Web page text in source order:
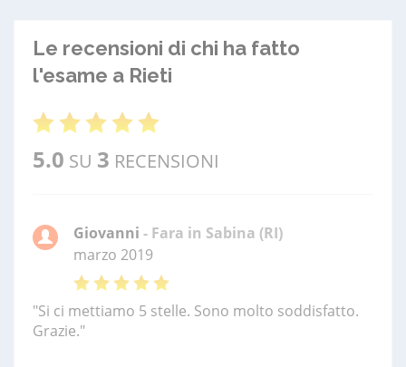
Le recensioni di chi ha fatto
l'esame a Rieti
5.0 SU 3 RECENSIONI
Giovanni - Fara in Sabina (RI)
marzo 2019
"Si ci mettiamo 5 stelle. Sono molto soddisfatto.
Grazie."